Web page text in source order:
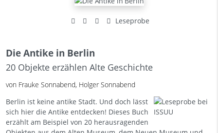
Leseprobe
Die Antike in Berlin
20 Objekte erzählen Alte Geschichte
von Frauke Sonnabend, Holger Sonnabend
Berlin ist keine antike Stadt. Und doch lässt
sich hier die Antike entdecken! Dieses Buch
erzählt am Beispiel von 20 herausragenden